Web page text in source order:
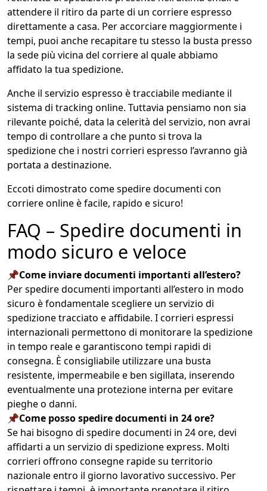
attendere il ritiro da parte di un corriere espresso
direttamente a casa. Per accorciare maggiormente i
tempi, puoi anche recapitare tu stesso la busta presso
la sede più vicina del corriere al quale abbiamo
affidato la tua spedizione.
Anche il servizio espresso è tracciabile mediante il
sistema di tracking online. Tuttavia pensiamo non sia
rilevante poiché, data la celerità del servizio, non avrai
tempo di controllare a che punto si trova la
spedizione che i nostri corrieri espresso l’avranno già
portata a destinazione.
Eccoti dimostrato come spedire documenti con
corriere online è facile, rapido e sicuro!
FAQ – Spedire documenti in
modo sicuro e veloce
📌Come inviare documenti importanti all’estero?
Per spedire documenti importanti all’estero in modo
sicuro è fondamentale scegliere un servizio di
spedizione tracciato e affidabile. I corrieri espressi
internazionali permettono di monitorare la spedizione
in tempo reale e garantiscono tempi rapidi di
consegna. È consigliabile utilizzare una busta
resistente, impermeabile e ben sigillata, inserendo
eventualmente una protezione interna per evitare
pieghe o danni.
📌Come posso spedire documenti in 24 ore?
Se hai bisogno di spedire documenti in 24 ore, devi
affidarti a un servizio di spedizione express. Molti
corrieri offrono consegne rapide su territorio
nazionale entro il giorno lavorativo successivo. Per